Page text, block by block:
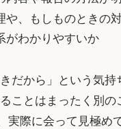
や、もしものときの
がわかりやすいか
きだから」という気
ことはまったく別
実際に会って見極め